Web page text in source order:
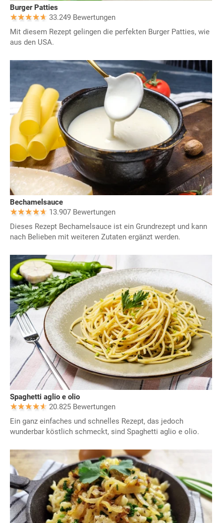
Burger Patties
33.249 Bewertungen
Mit diesem Rezept gelingen die perfekten Burger Patties, wie
aus den USA.
Bechamelsauce
13.907 Bewertungen
Dieses Rezept Bechamelsauce ist ein Grundrezept und kann
nach Belieben mit weiteren Zutaten ergänzt werden.
Spaghetti aglio e olio
20.825 Bewertungen
Ein ganz einfaches und schnelles Rezept, das jedoch
wunderbar köstlich schmeckt, sind Spaghetti aglio e olio.